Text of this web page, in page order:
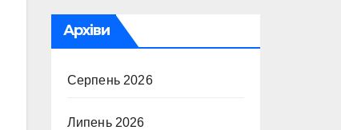
Архіви
Серпень 2026
Липень 2026